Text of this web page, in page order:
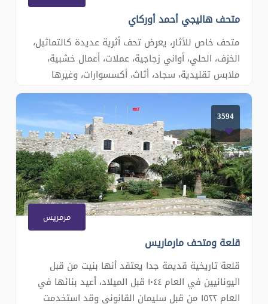
متحف هاليجي أحمد أوركاي
متحف خاص للأثار، يعرض تحف أثرية عديدة كالتماثيل،
الخزف، الحلي، أواني زجاجية، عملات، أعمال خشبية،
ملابس تقليدية، سجاد، أثاث، أكسسوارات، وغيرها
الكثير. يقع في الطريق ألى مويلا على بعد ١٠ كم من
مدينة مارماريس. - طلب الجولة املاء استمارة الحجز -
للتواصل تشات الموقع وارقام الاتصال هنا
3594
مرمريس
قلعة ومتحف مارماريس
قلعة تاريخية قديمة جدا يعتقد أنها بنيت من قبل
اليونانيين في العام ١٠٤٤ قبل الميلاد، أعيد بنائها في
العام ١٥٢٢ من قبل سليمان القانوني وقد استخدمت